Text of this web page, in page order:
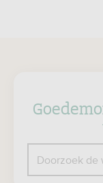
Doorzoek de